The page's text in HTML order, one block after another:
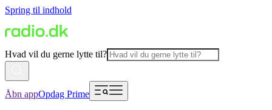
Spring til indhold
Hvad vil du gerne lytte til?
Åbn appOpdag Prime